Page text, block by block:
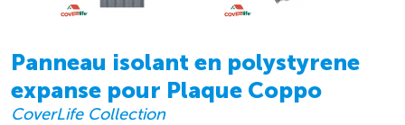
Panneau isolant en polystyrene
expanse pour Plaque Coppo
CoverLife Collection